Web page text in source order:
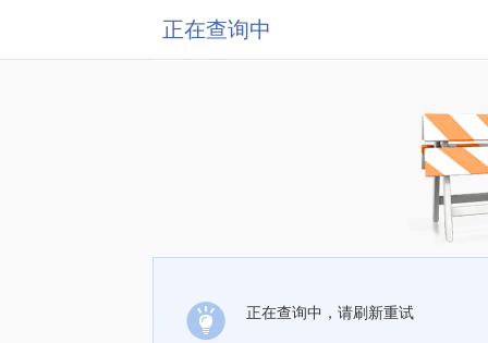
正在查询中
正在查询中，请刷新重试